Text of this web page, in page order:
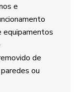
e
equipamentos
de
ou